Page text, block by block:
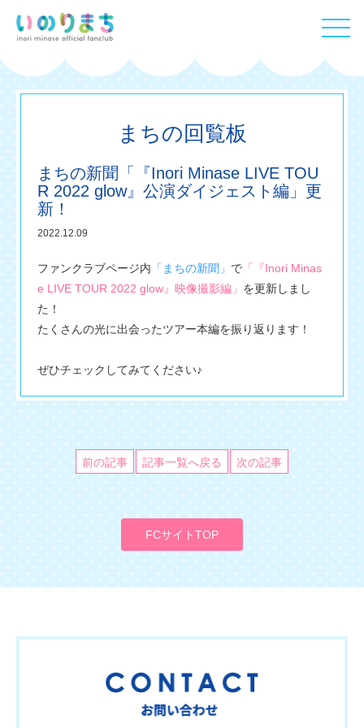
まちの回覧板
まちの新聞「『Inori Minase LIVE TOU
R 2022 glow』公演ダイジェスト編」更
新！
2022.12.09
ファンクラブページ内 「まちの新聞」 で 「『Inori Minas
e LIVE TOUR 2022 glow』映像撮影編」 を更新しまし
た！
たくさんの光に出会ったツアー本編を振り返ります！
ぜひチェックしてみてください♪
前の記事 記事一覧へ戻る 次の記事
FCサイトTOP